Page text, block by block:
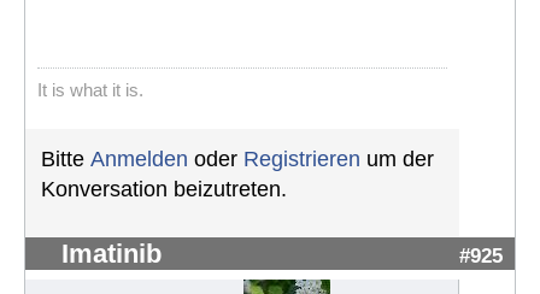
It is what it is.
Bitte Anmelden oder Registrieren um der
Konversation beizutreten.
Imatinib #925